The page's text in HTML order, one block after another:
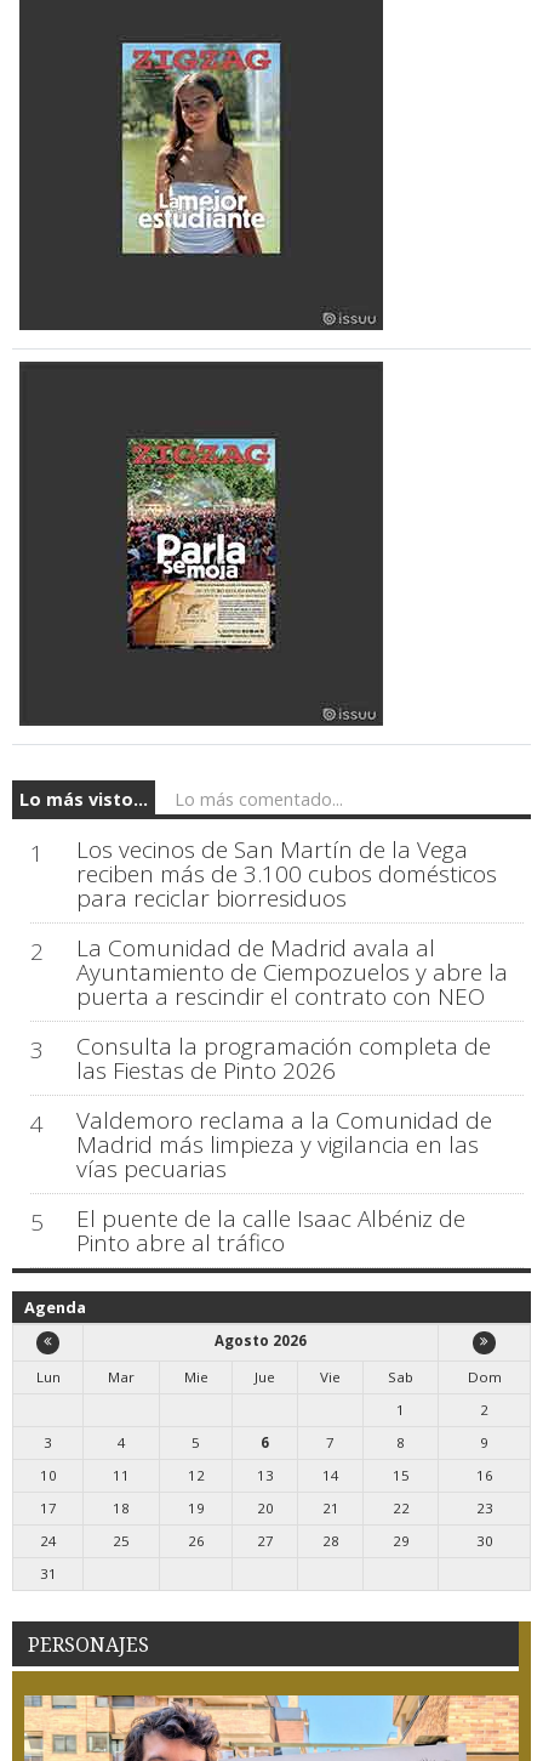
Lo más visto... Lo más comentado...
1 Los vecinos de San Martín de la Vega
reciben más de 3.100 cubos domésticos
para reciclar biorresiduos
2
La Comunidad de Madrid avala al
Ayuntamiento de Ciempozuelos y abre la
puerta a rescindir el contrato con NEO
3
Consulta la programación completa de
las Fiestas de Pinto 2026
4
Valdemoro reclama a la Comunidad de
Madrid más limpieza y vigilancia en las
vías pecuarias
5
El puente de la calle Isaac Albéniz de
Pinto abre al tráfico
Agenda
Agosto 2026
Lun
Mar Mie Jue Vie Sab
Dom
1
2
3
4 5 6 7 8
9
10
11 12 13 14 15
16
17
18 19 20 21 22
23
24
25 26 27 28 29
30
31
PERSONAJES